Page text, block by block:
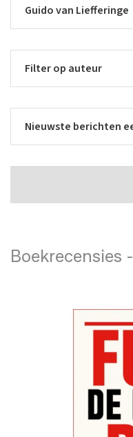
Boekrecensies -